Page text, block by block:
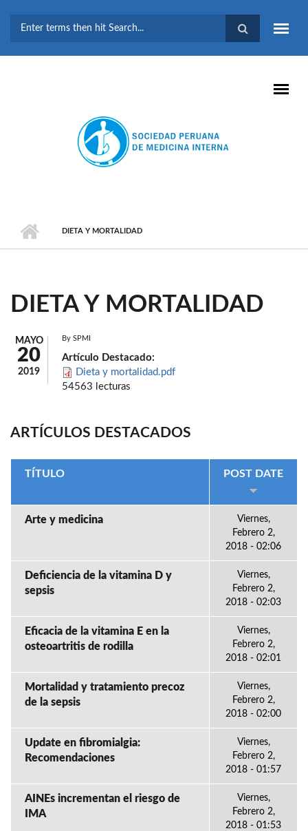
BÚSQUEDA
DIETA Y MORTALIDAD
DIETA Y MORTALIDAD
MAYO
20
2019
By SPMI
Artículo Destacado:
Dieta y mortalidad.pdf
54563 lecturas
ARTÍCULOS DESTACADOS
TÍTULO POST DATE
Arte y medicina
Viernes,
Febrero 2,
2018 - 02:06
Deficiencia de la vitamina D y
sepsis
Viernes,
Febrero 2,
2018 - 02:03
Eficacia de la vitamina E en la
osteoartritis de rodilla
Viernes,
Febrero 2,
2018 - 02:01
Mortalidad y tratamiento precoz
de la sepsis
Viernes,
Febrero 2,
2018 - 02:00
Update en fibromialgia:
Recomendaciones
Viernes,
Febrero 2,
2018 - 01:57
AINEs incrementan el riesgo de
IMA
Viernes,
Febrero 2,
2018 - 01:53